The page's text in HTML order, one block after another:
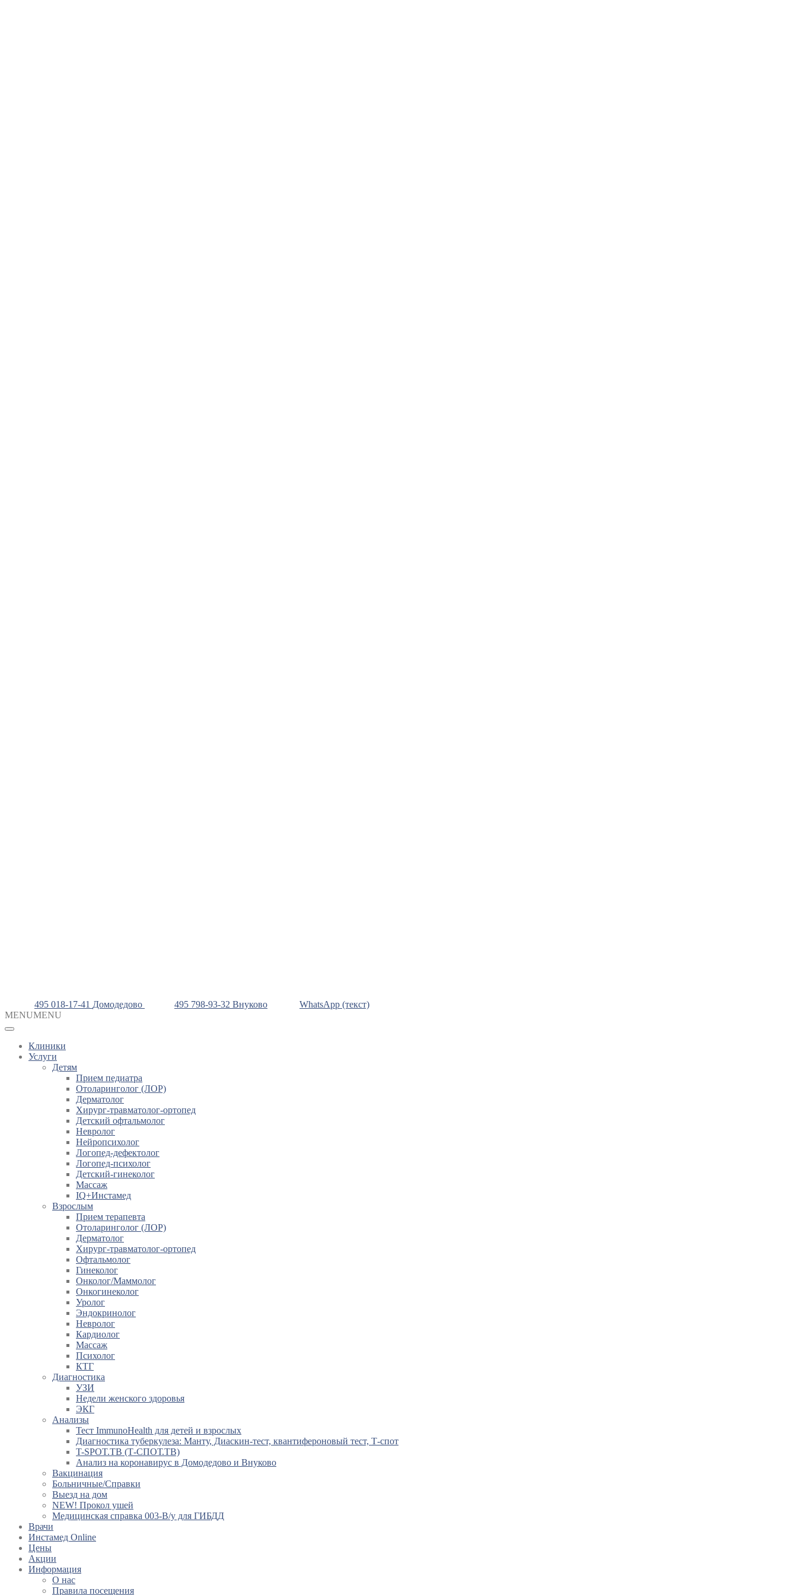
495 018-17-41 Домодедово 495 798-93-32 Внуково
WhatsApp (текст)
MENUMENU
Клиники
Услуги
Детям
Прием педиатра
Отоларинголог (ЛОР)
Дерматолог
Хирург-травматолог-ортопед
Детский офтальмолог
Невролог
Нейропсихолог
Логопед-дефектолог
Логопед-психолог
Детский-гинеколог
Массаж
IQ+Инстамед
Взрослым
Прием терапевта
Отоларинголог (ЛОР)
Дерматолог
Хирург-травматолог-ортопед
Офтальмолог
Гинеколог
Онколог/Маммолог
Онкогинеколог
Уролог
Эндокринолог
Невролог
Кардиолог
Массаж
Психолог
КТГ
Диагностика
УЗИ
Недели женского здоровья
ЭКГ
Анализы
Тест ImmunoHealth для детей и взрослых
Диагностика туберкулеза: Манту, Диаскин-тест, квантифероновый тест, Т-спот
T-SPOT.TB (Т-СПОТ.ТВ)
Анализ на коронавирус в Домодедово и Внуково
Вакцинация
Больничные/Справки
Выезд на дом
NEW! Прокол ушей
Медицинская справка 003-В/у для ГИБДД
Врачи
Инстамед Online
Цены
Акции
Информация
О нас
Правила посещения